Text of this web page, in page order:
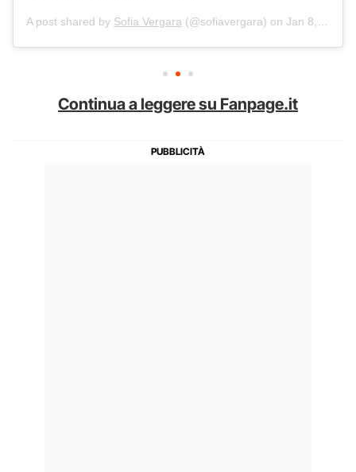
A post shared by Sofia Vergara (@sofiavergara) on Jan 8, 2017 at 6:24pm PST
Continua a leggere su Fanpage.it